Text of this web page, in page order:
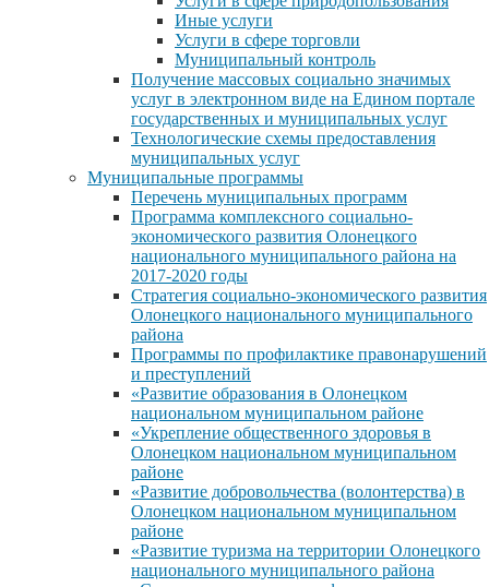
Иные услуги
Услуги в сфере торговли
Муниципальный контроль
Получение массовых социально значимых
услуг в электронном виде на Едином портале
государственных и муниципальных услуг
Технологические схемы предоставления
муниципальных услуг
Муниципальные программы
Перечень муниципальных программ
Программа комплексного социально-
экономического развития Олонецкого
национального муниципального района на
2017-2020 годы
Стратегия социально-экономического развития
Олонецкого национального муниципального
района
Программы по профилактике правонарушений
и преступлений
«Развитие образования в Олонецком
национальном муниципальном районе
«Укрепление общественного здоровья в
Олонецком национальном муниципальном
районе
«Развитие добровольчества (волонтерства) в
Олонецком национальном муниципальном
районе
«Развитие туризма на территории Олонецкого
национального муниципального района